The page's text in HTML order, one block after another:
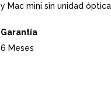
y Mac mini sin unidad
Garantía
6 Meses